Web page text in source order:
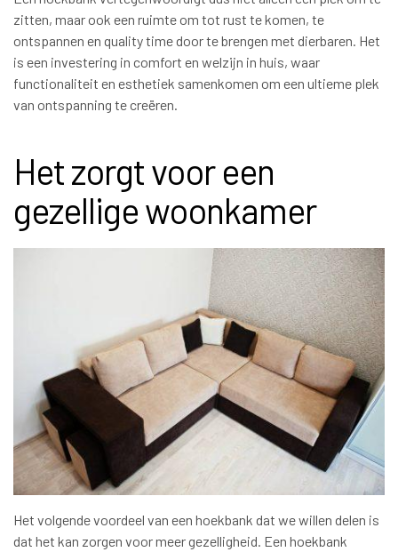
zitten, maar ook een ruimte om tot rust te komen, te
ontspannen en quality time door te brengen met dierbaren. Het
is een investering in comfort en welzijn in huis, waar
functionaliteit en esthetiek samenkomen om een ultieme plek
van ontspanning te creëren.
Het zorgt voor een
gezellige woonkamer
Het volgende voordeel van een hoekbank dat we willen delen is
dat het kan zorgen voor meer gezelligheid. Een hoekbank